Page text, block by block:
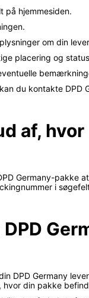
på hjemmesiden.
om din
placering og
du kontakte DPD
af,
Germany-pakke
i
DPD Germany
din pakke